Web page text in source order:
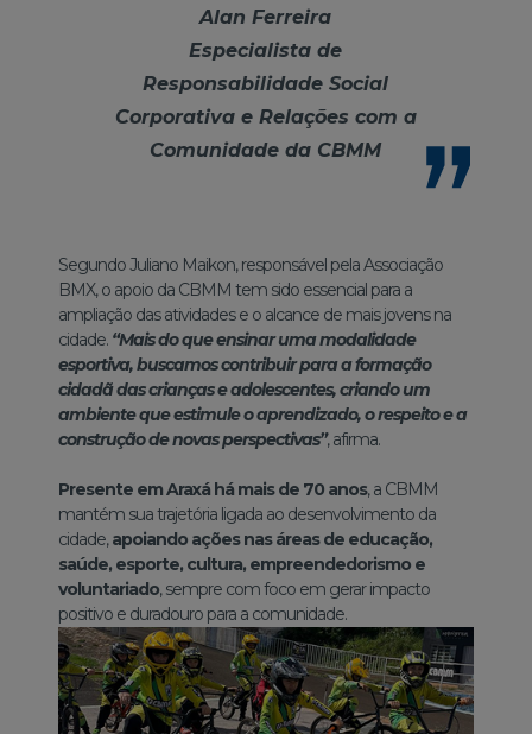
Alan Ferreira
Especialista de
Responsabilidade Social
Corporativa e Relações com a
Comunidade da CBMM
Segundo Juliano Maikon, responsável pela Associação
BMX, o apoio da CBMM tem sido essencial para a
ampliação das atividades e o alcance de mais jovens na
cidade. “Mais do que ensinar uma modalidade
esportiva, buscamos contribuir para a formação
cidadã das crianças e adolescentes, criando um
ambiente que estimule o aprendizado, o respeito e a
construção de novas perspectivas”, afirma.
Presente em Araxá há mais de 70 anos, a CBMM
mantém sua trajetória ligada ao desenvolvimento da
cidade,apoiando ações nas áreas de educação,
saúde, esporte, cultura, empreendedorismo e
voluntariado, sempre com foco em gerar impacto
positivo e duradouro para a comunidade.